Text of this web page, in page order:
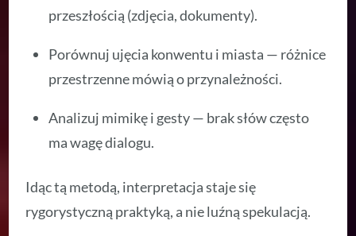
przeszłością (zdjęcia, dokumenty).
Porównuj ujęcia konwentu i miasta — różnice
przestrzenne mówią o przynależności.
Analizuj mimikę i gesty — brak słów często
ma wagę dialogu.
Idąc tą metodą, interpretacja staje się
rygorystyczną praktyką, a nie luźną spekulacją.